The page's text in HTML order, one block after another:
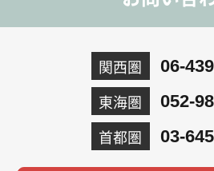
関西圏 06-
東海圏 052-
首都圏 03-